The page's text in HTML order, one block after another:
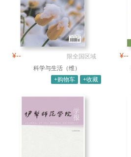
¥--
限全国区域
科学与生活（维）
+购物车
+收藏
¥--